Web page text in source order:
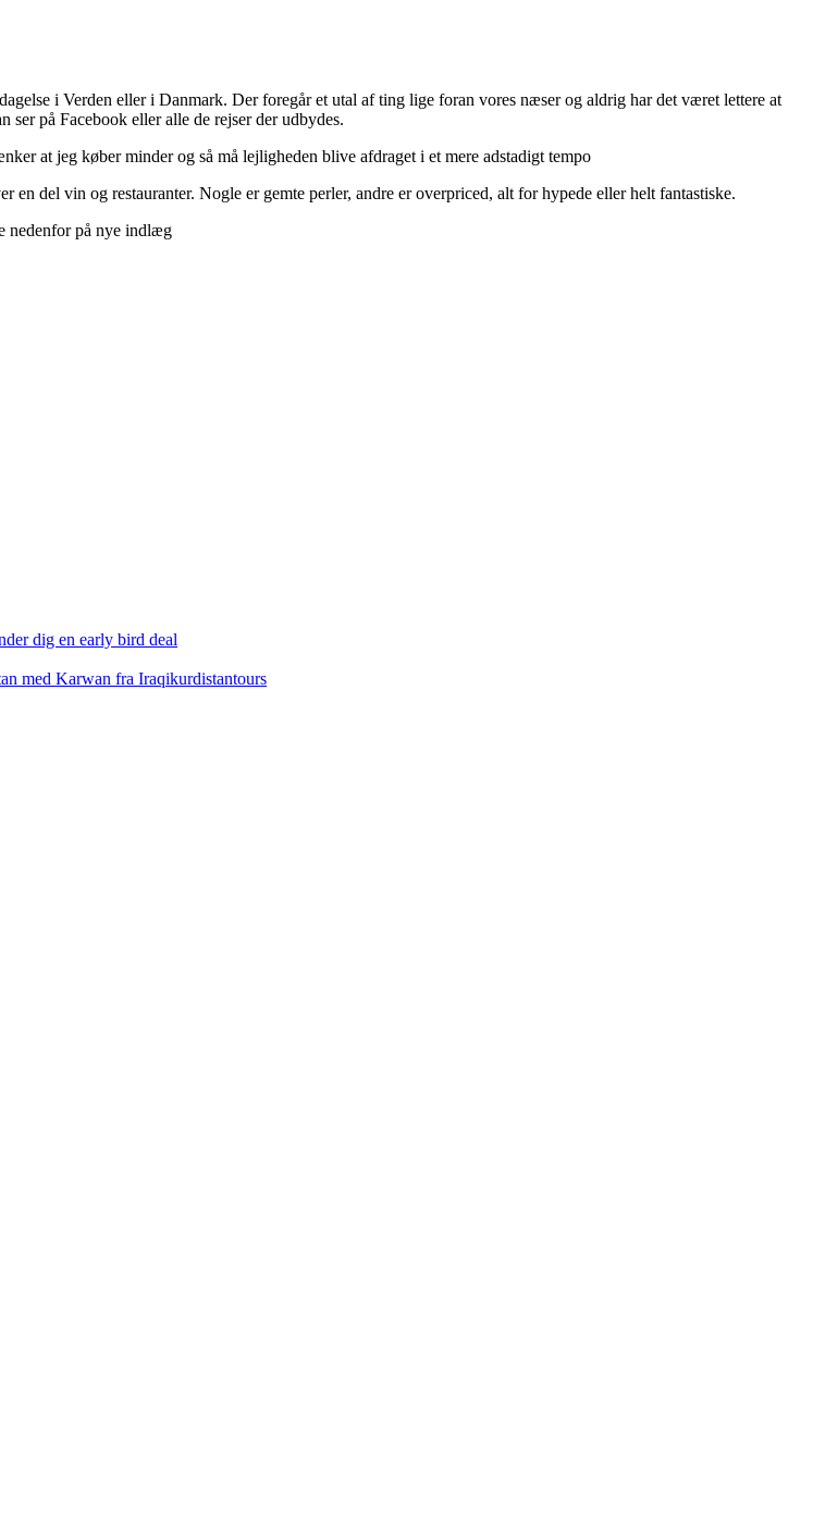
i Verden eller i Danmark. Der foregår et utal af ting lige foran vores næser og aldrig har det været lettere at
på Facebook eller alle de rejser der udbydes.
at jeg køber minder og så må lejligheden blive afdraget i et mere adstadigt tempo
del vin og restauranter. Nogle er gemte perler, andre er overpriced, alt for hypede eller helt fantastiske.
nedenfor på nye indlæg
dig en early bird deal
med Karwan fra Iraqikurdistantours